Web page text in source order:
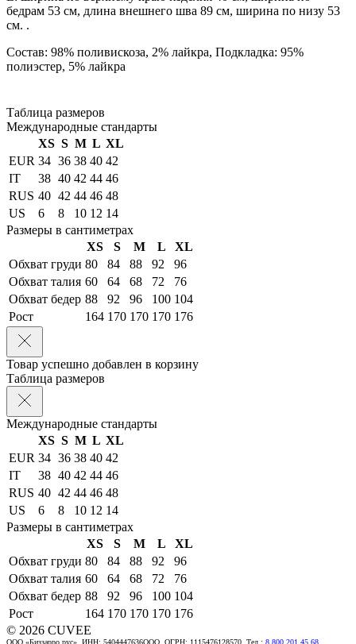
бедрам 53 см, длина внешнего шва 89 см, ширина по низу 53
см. .
Состав: 98% поливискоза, 2% лайкра, Подкладка: 95%
полиэстер, 5% лайкра
Таблица размеров
Международные стандарты
XS S M L XL
EUR 34 36 38 40 42
IT
38 40 42 44 46
RUS 40 42 44 46 48
US
6 8 10 12 14
Размеры в сантиметрах
XS
S M L
XL
Обхват груди 80 84 88 92
96
Обхват талия 60 64 68 72
76
Обхват бедер 88 92 96 100 104
Рост
164 170 170 170 176
Товар успешно добавлен в корзину
Таблица размеров
Международные стандарты
XS S M L XL
EUR 34 36 38 40 42
IT
38 40 42 44 46
RUS 40 42 44 46 48
US
6 8 10 12 14
Размеры в сантиметрах
XS
S M L
XL
Обхват груди 80 84 88 92
96
Обхват талия 60 64 68 72
76
Обхват бедер 88 92 96 100 104
Рост
164 170 170 170 176
© 2026 CUVEE
ООО «Биззарро рус», ИНН: 5404447636ООО, ОГРН: 1115476128570. Тел.: 8 800 201 45 68